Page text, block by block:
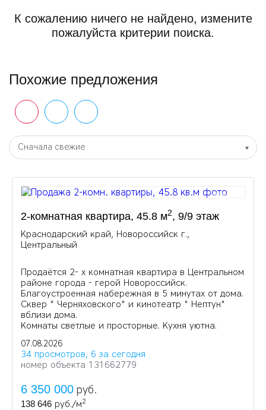
К сожалению ничего не найдено, измените
пожалуйста критерии поиска.
Похожие предложения
Сначала свежие
2-комнатная квартира, 45.8 м2, 9/9 этаж
Краснодарский край, Новороссийск г.,
Центральный
Продаётся 2- х комнатная квартира в Центральном
районе города - герой Новороссийск.
Благоустроенная набережная в 5 минутах от дома.
Сквер " Черняховского" и кинотеатр " Нептун"
вблизи дома.
Комнаты светлые и просторные. Кухня уютна.
07.08.2026
34 просмотров, 6 за сегодня
номер объекта 131662779
6 350 000 руб.
138 646 руб./м2